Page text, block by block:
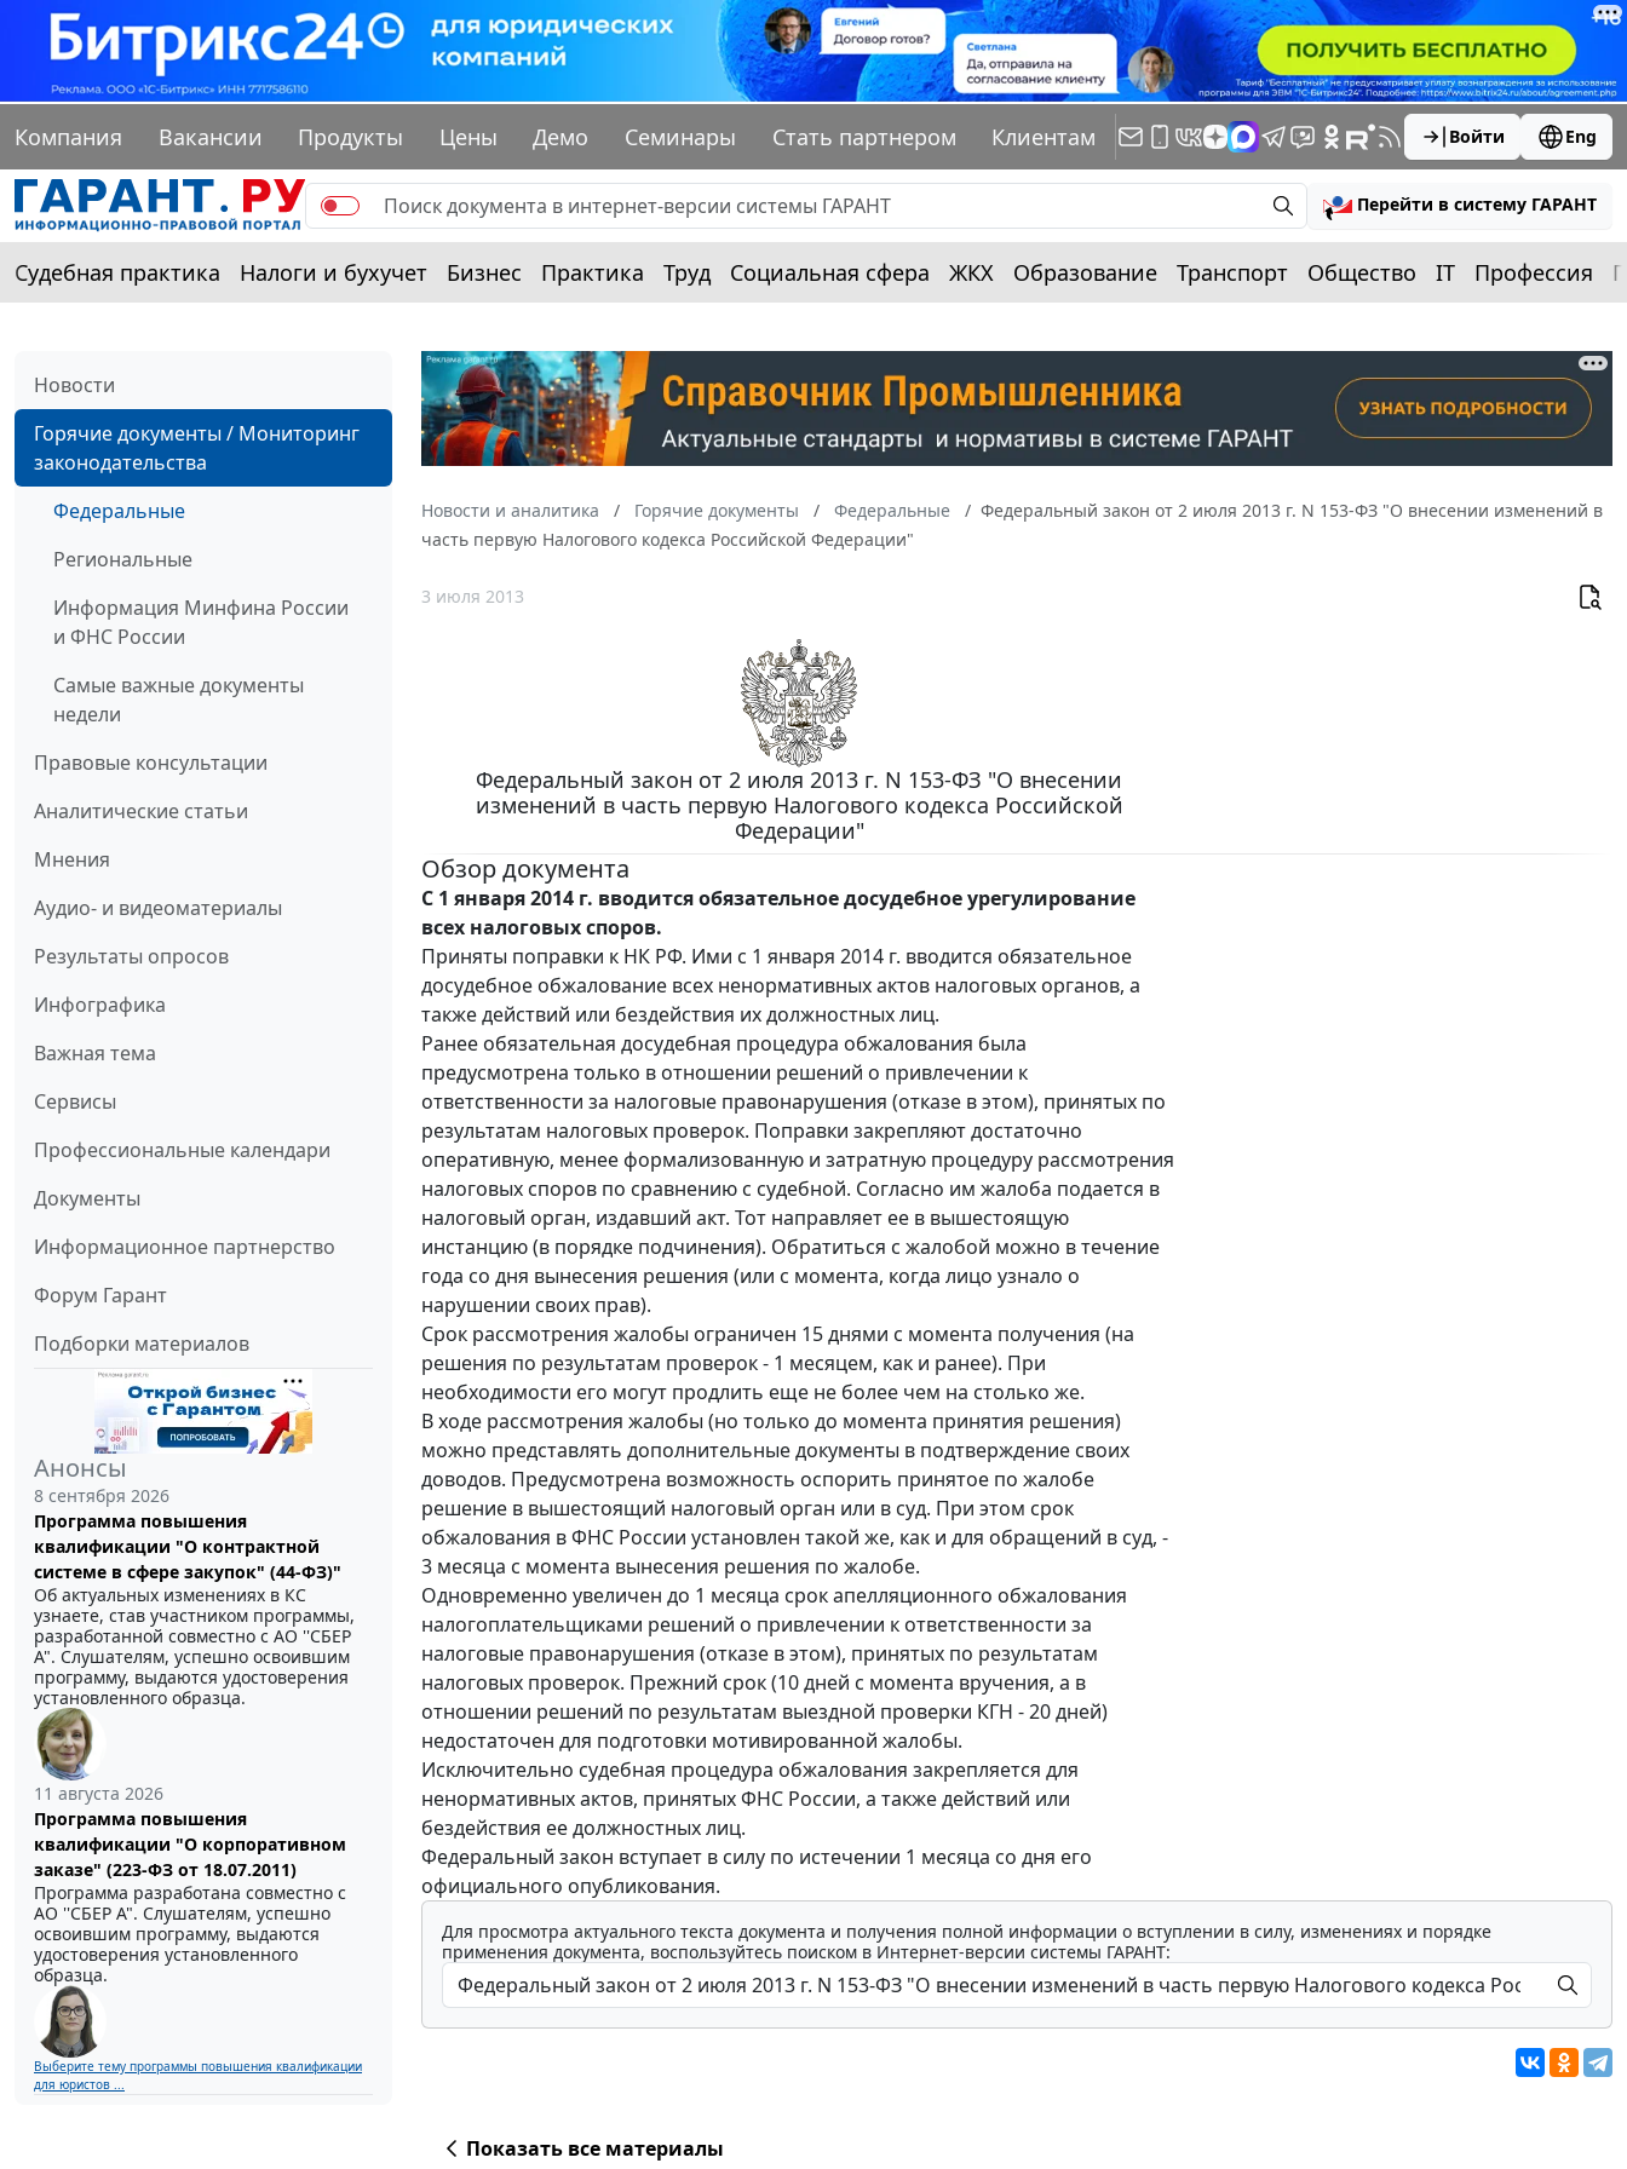
Компания Вакансии Продукты Цены Демо Семинары Стать партнером Клиентам Войти Eng
Перейти в систему ГАРАНТ
Судебная практика Налоги и бухучет Бизнес Практика Труд Социальная сфера ЖКХ Образование Транспорт Общество IT Профессия
Новости
Горячие документы / Мониторинг
законодательства
Федеральные
Региональные
Информация Минфина России
и ФНС России
Самые важные документы
недели
Правовые консультации
Аналитические статьи
Мнения
Аудио- и видеоматериалы
Результаты опросов
Инфографика
Важная тема
Сервисы
Профессиональные календари
Документы
Информационное партнерство
Форум Гарант
Подборки материалов
Анонсы
8 сентября 2026
Программа повышения
квалификации "О контрактной
системе в сфере закупок" (44-ФЗ)"
Об актуальных изменениях в КС
узнаете, став участником программы,
разработанной совместно с АО ''СБЕР
А". Слушателям, успешно освоившим
программу, выдаются удостоверения
установленного образца.
11 августа 2026
Программа повышения
квалификации "О корпоративном
заказе" (223-ФЗ от 18.07.2011)
Программа разработана совместно с
АО ''СБЕР А". Слушателям, успешно
освоившим программу, выдаются
удостоверения установленного
образца.
Выберите тему программы повышения квалификации
для юристов ...
Новости и аналитика Горячие документы Федеральные
Федеральный закон от 2 июля 2013 г. N 153-ФЗ "О внесении изменений в
часть первую Налогового кодекса Российской Федерации"
3 июля 2013
Федеральный закон от 2 июля 2013 г. N 153-ФЗ "О внесении
изменений в часть первую Налогового кодекса Российской
Федерации"
Обзор документа
С 1 января 2014 г. вводится обязательное досудебное урегулирование
всех налоговых споров.
Приняты поправки к НК РФ. Ими с 1 января 2014 г. вводится обязательное
досудебное обжалование всех ненормативных актов налоговых органов, а
также действий или бездействия их должностных лиц.
Ранее обязательная досудебная процедура обжалования была
предусмотрена только в отношении решений о привлечении к
ответственности за налоговые правонарушения (отказе в этом), принятых по
результатам налоговых проверок. Поправки закрепляют достаточно
оперативную, менее формализованную и затратную процедуру рассмотрения
налоговых споров по сравнению с судебной. Согласно им жалоба подается в
налоговый орган, издавший акт. Тот направляет ее в вышестоящую
инстанцию (в порядке подчинения). Обратиться с жалобой можно в течение
года со дня вынесения решения (или с момента, когда лицо узнало о
нарушении своих прав).
Срок рассмотрения жалобы ограничен 15 днями с момента получения (на
решения по результатам проверок - 1 месяцем, как и ранее). При
необходимости его могут продлить еще не более чем на столько же.
В ходе рассмотрения жалобы (но только до момента принятия решения)
можно представлять дополнительные документы в подтверждение своих
доводов. Предусмотрена возможность оспорить принятое по жалобе
решение в вышестоящий налоговый орган или в суд. При этом срок
обжалования в ФНС России установлен такой же, как и для обращений в суд, -
3 месяца с момента вынесения решения по жалобе.
Одновременно увеличен до 1 месяца срок апелляционного обжалования
налогоплательщиками решений о привлечении к ответственности за
налоговые правонарушения (отказе в этом), принятых по результатам
налоговых проверок. Прежний срок (10 дней с момента вручения, а в
отношении решений по результатам выездной проверки КГН - 20 дней)
недостаточен для подготовки мотивированной жалобы.
Исключительно судебная процедура обжалования закрепляется для
ненормативных актов, принятых ФНС России, а также действий или
бездействия ее должностных лиц.
Федеральный закон вступает в силу по истечении 1 месяца со дня его
официального опубликования.
Для просмотра актуального текста документа и получения полной информации о вступлении в силу, изменениях и порядке
применения документа, воспользуйтесь поиском в Интернет-версии системы ГАРАНТ:
Показать все материалы